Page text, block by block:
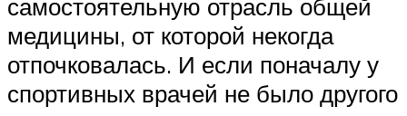
самостоятельную отрасль общей
медицины, от которой некогда
отпочковалась. И если поначалу у
спортивных врачей не было другого